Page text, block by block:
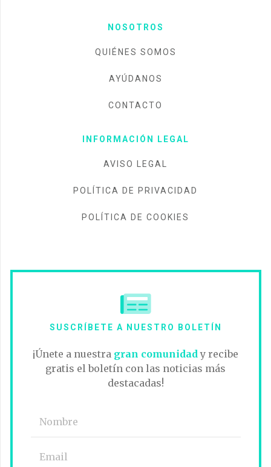
NOSOTROS
QUIÉNES SOMOS
AYÚDANOS
CONTACTO
INFORMACIÓN LEGAL
AVISO LEGAL
POLÍTICA DE PRIVACIDAD
POLÍTICA DE COOKIES
SUSCRÍBETE A NUESTRO BOLETÍN
¡Únete a nuestra gran comunidady recibe
gratis el boletín con las noticias más
destacadas!